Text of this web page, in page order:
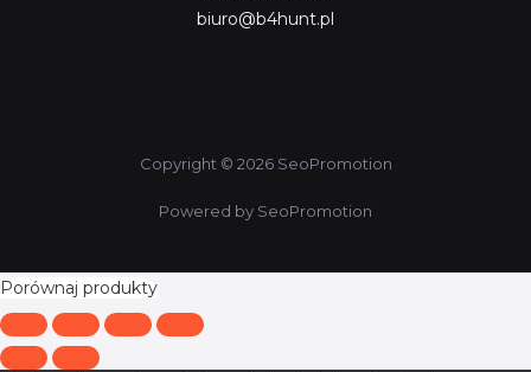
biuro@b4hunt.pl
Copyright © 2026 SeoPromotion
Powered by SeoPromotion
Porównaj produkty